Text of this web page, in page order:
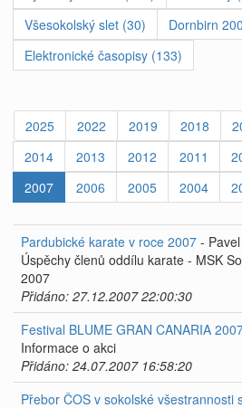
Všesokolský slet (30)
Dornbirn
Elektronické časopisy (133)
2025 2022 2019 2018
2014
2013 2012 2011
2007
2006 2005 2004
Pardubické karate v roce 2007 -
Úspěchy členů oddílu karate - MSK
2007
Přidáno: 27.12.2007 22:00:30
Festival BLUME GRAN CANARIA
Informace o akci
Přidáno: 24.07.2007 16:58:20
Přebor ČOS v sokolské všestrannosti